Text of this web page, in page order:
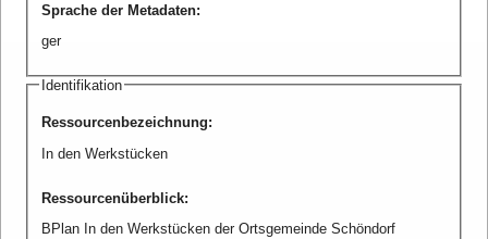
Sprache der Metadaten:
ger
Identifikation
Ressourcenbezeichnung:
In den Werkstücken
Ressourcenüberblick:
BPlan In den Werkstücken der Ortsgemeinde Schöndorf